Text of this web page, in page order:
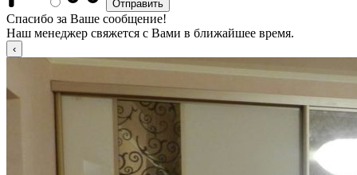
Спасибо за Ваше сообщение!
Наш менеджер свяжется с Вами в ближайшее время.